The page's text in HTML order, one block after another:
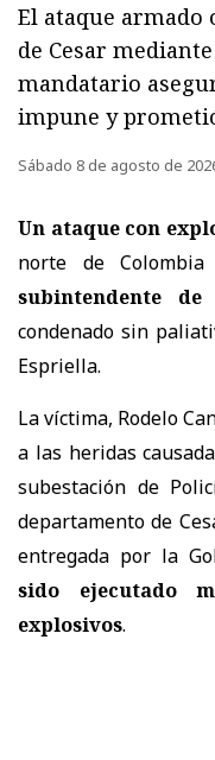
El ataque
de Cesar
mandatario
impune y
Sábado 8 de agosto de
Un ataque con
norte de Colombia
subintendente
condenado sin
Espriella.
La víctima, Rodelo
a las heridas
subestación de
departamento de
entregada por la
sido ejecutado
explosivos.